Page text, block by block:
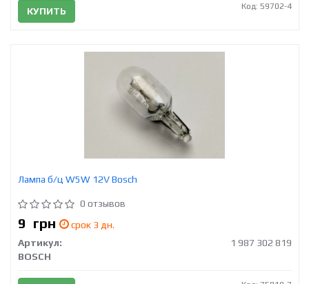
КУПИТЬ Код: 59702-4
Лампа б/ц W5W 12V Bosch
0 отзывов
9 грн
срок 3 дн.
Артикул:
1 987 302 819
BOSCH